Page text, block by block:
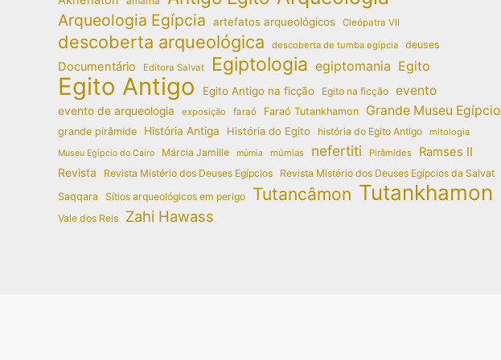
Arqueologia Egípcia artefatos arqueológicos Cleópatra VII
descoberta arqueológica descoberta de tumba egípcia deuses
Documentário Editora Salvat Egiptologia egiptomania Egito
Egito Antigo Egito Antigo na ficção Egito na ficção evento
evento de arqueologia exposição faraó Faraó Tutankhamon Grande Museu Egípcio
grande pirâmide História Antiga História do Egito história do Egito Antigo mitologia
Museu Egípcio do Cairo Márcia Jamille múmia múmias nefertiti Pirâmides Ramses II
Revista Revista Mistério dos Deuses Egípcios
Revista Mistério dos Deuses Egípcios da Salvat
Saqqara Sítios arqueológicos em perigo Tutancâmon Tutankhamon
Vale dos Reis Zahi Hawass